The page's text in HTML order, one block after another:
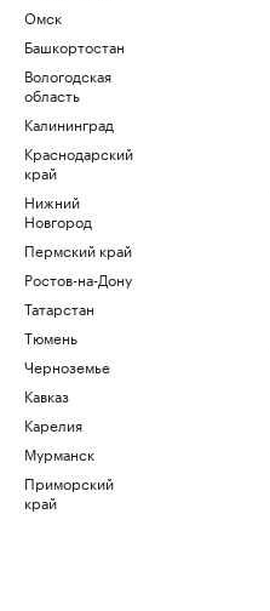
Омск
Башкортостан
Вологодская
область
Калининград
Краснодарский
край
Нижний
Новгород
Пермский край
Ростов-на-Дону
Татарстан
Тюмень
Черноземье
Кавказ
Карелия
Мурманск
Приморский
край